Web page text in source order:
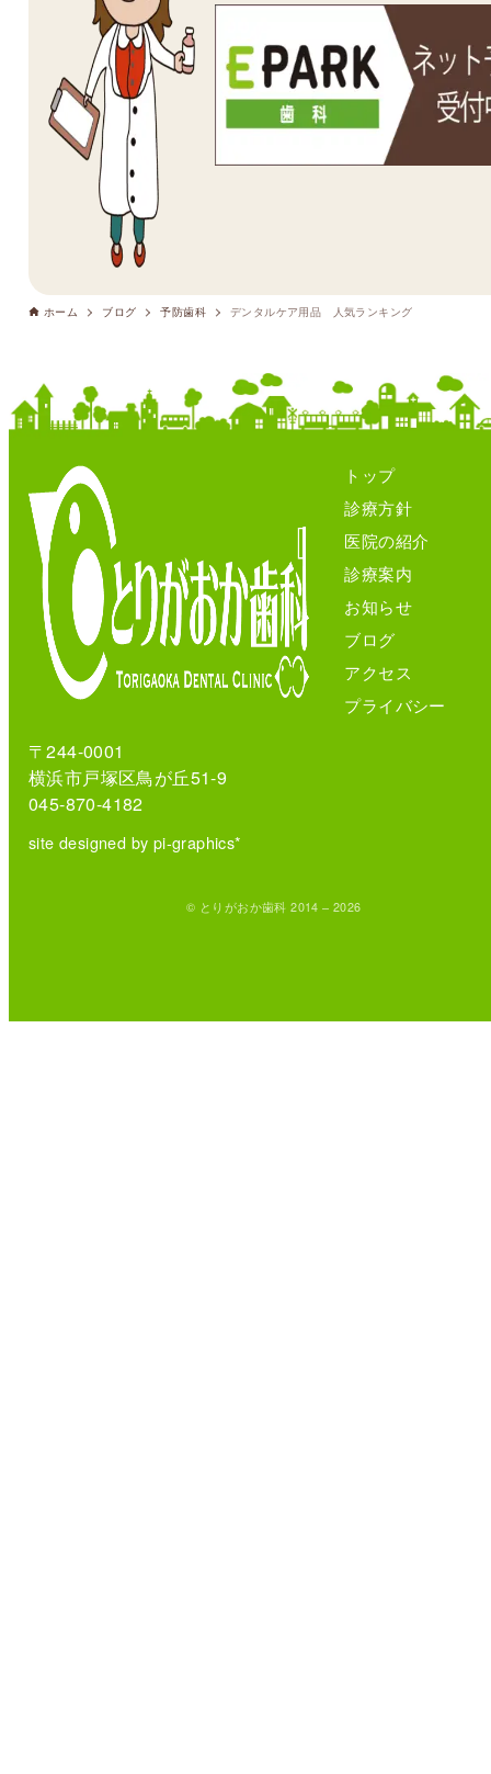
ホーム ブログ 予防歯科 デンタルケア用品 人気ランキング
〒244-0001
横浜市戸塚区鳥が丘51-9
045-870-4182
site designed by pi-graphics*
トップ
診療方針
医院の紹介
診療案内
お知らせ
ブログ
アクセス
プライバシー
© とりがおか歯科 2014 – 2026